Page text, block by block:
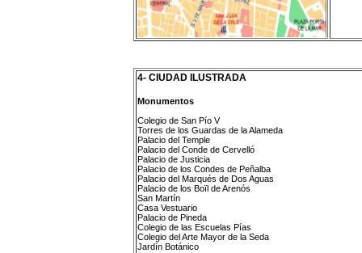
4- CIUDAD ILUSTRADA
Monumentos
Colegio de San Pío V
Torres de los Guardas de la Alameda
Palacio del Temple
Palacio del Conde de Cervelló
Palacio de Justicia
Palacio de los Condes de Peñalba
Palacio del Marqués de Dos Aguas
Palacio de los Boïl de Arenós
San Martín
Casa Vestuario
Palacio de Pineda
Colegio de las Escuelas Pías
Colegio del Arte Mayor de la Seda
Jardín Botánico